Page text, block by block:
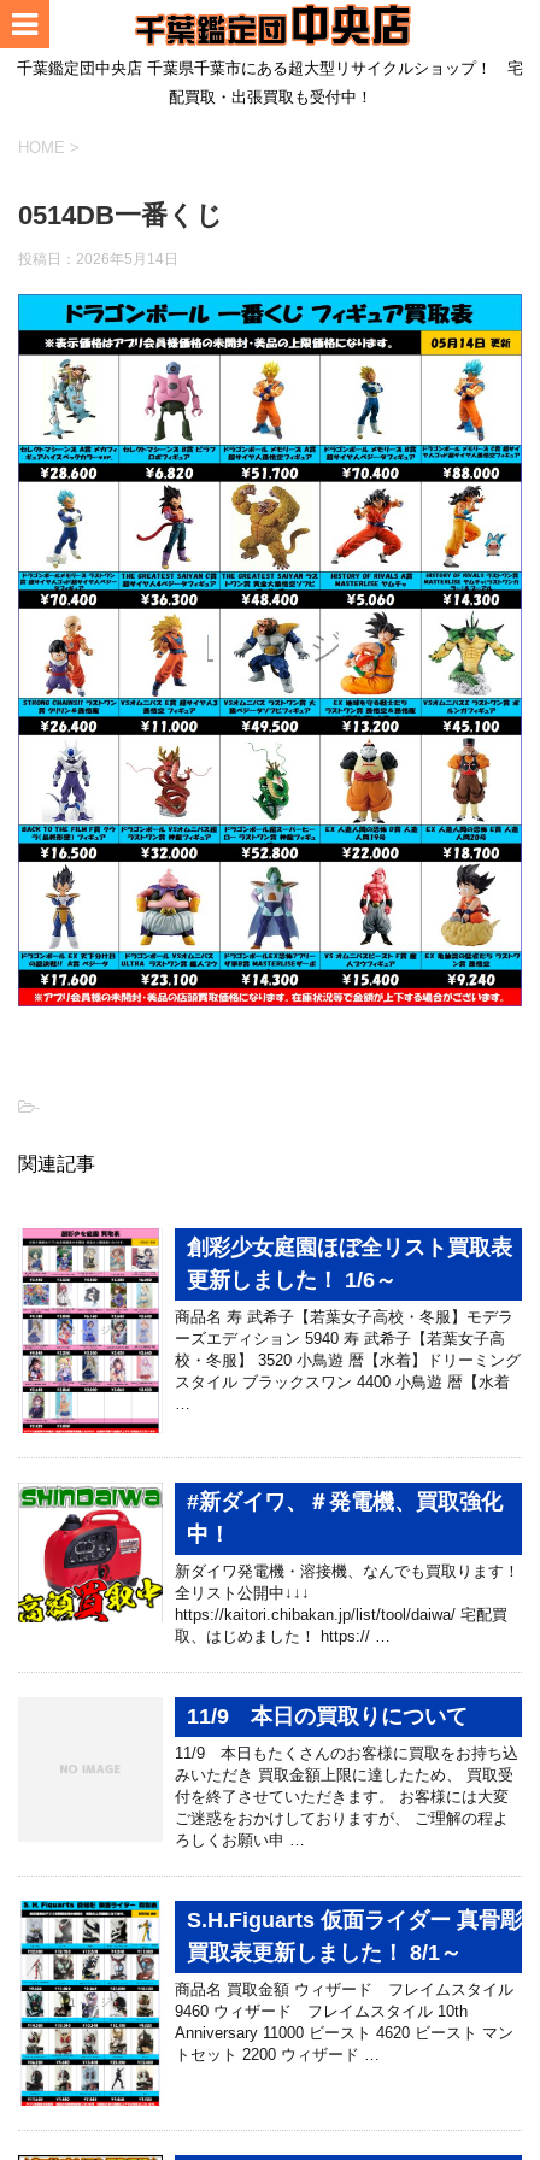
千葉鑑定団中央店 千葉県千葉市にある超大型リサイクルショップ！ 宅
配買取・出張買取も受付中！
HOME >
0514DB一番くじ
投稿日： 2026年5月14日
-
関連記事
創彩少女庭園ほぼ全リスト買取表
更新しました！ 1/6～
商品名 寿 武希子【若葉女子高校・冬服】モデラ
ーズエディション 5940 寿 武希子【若葉女子高
校・冬服】 3520 小鳥遊 暦【水着】ドリーミング
スタイル ブラックスワン 4400 小鳥遊 暦【水着
…
#新ダイワ、＃発電機、買取強化
中！
新ダイワ発電機・溶接機、なんでも買取ります！
全リスト公開中↓↓↓
https://kaitori.chibakan.jp/list/tool/daiwa/ 宅配買
取、はじめました！ https:// …
11/9 本日の買取りについて
11/9 本日もたくさんのお客様に買取をお持ち込
みいただき 買取金額上限に達したため、 買取受
付を終了させて​​いただきます。 お客様には大変
ご迷惑をおかけしておりますが、 ご理解の程よ
ろしくお願い申 …
S.H.Figuarts 仮面ライダー 真骨彫
買取表更新しました！ 8/1～
商品名 買取金額 ウィザード フレイムスタイル
9460 ウィザード フレイムスタイル 10th
Anniversary 11000 ビースト 4620 ビースト マン
トセット 2200 ウィザード …